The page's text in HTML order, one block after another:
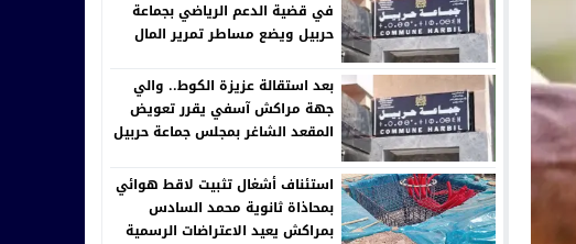
في قضية الدعم الرياضي بجماعة
حربيل ويضع مساطر تمرير المال
بعد استقالة عزيزة الكوط.. والي
جهة مراكش آسفي يقرر تعويض
المقعد الشاغر بمجلس جماعة حربيل
استئناف أشغال تثبيت لاقط هوائي
بمحاذاة ثانوية محمد السادس
بمراكش يعيد الاعتراضات الرسمية